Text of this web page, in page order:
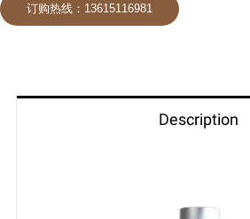
订购热线：13615116981
Description